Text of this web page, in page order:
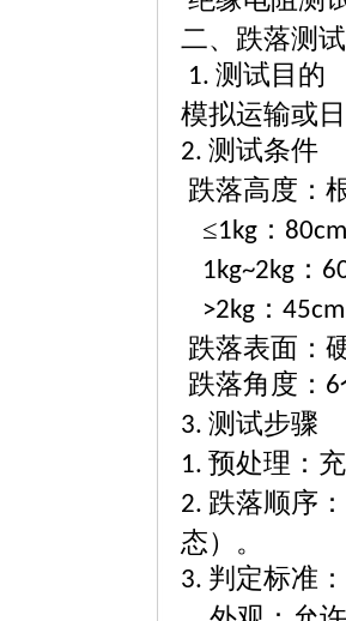
二、跌落测
1. 测试目的
模拟运输或
2. 测试条件
跌落高度：
≤1kg ： 80cm
1kg~2kg ：
>2kg ： 45cm
跌落表面：
跌落角度： 6
3. 测试步骤
1. 预处理：
2. 跌落顺序
态）。
3. 判定标准：